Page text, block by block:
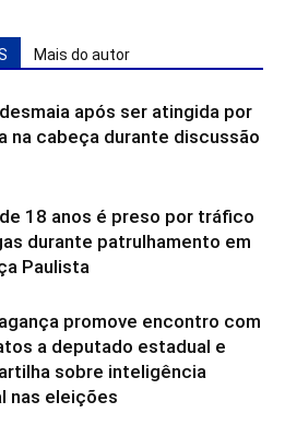
Mais do autor
após ser atingida por
na cabeça durante discussão
18 anos é preso por tráfico
durante patrulhamento em
Paulista
promove encontro com
a deputado estadual e
sobre inteligência
nas eleições